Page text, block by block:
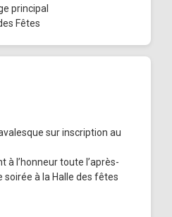
principal
Fêtes
sur inscription au
à l’honneur toute l’après-
soirée à la Halle des fêtes